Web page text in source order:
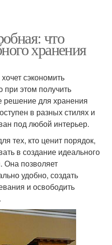
что
хранения
сэкономить
при этом получить
решение для хранения
в разных стилях и
под любой интерьер.
тех, кто ценит порядок,
в создание идеального
Она позволяет
удобно, создать
и освободить